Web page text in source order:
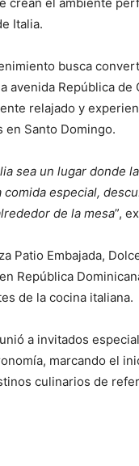
Italia.
busca
avenida República
relajado y
en Santo Domingo.
sea un lugar donde
comida especial,
de la mesa”,
Patio Embajada,
República
de la cocina italiana.
a invitados
marcando el
culinarios de